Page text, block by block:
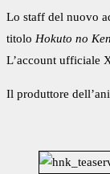
Lo staff del nuovo
titolo Hokuto no
L’account ufficiale
Il produttore